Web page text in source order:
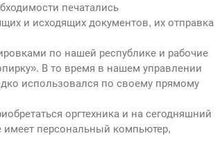
печатались
и исходящих документов, их отправка
по нашей республике и рабочие
В то время в нашем управлении
использовался по своему прямому
оргтехника и на сегодняшний
имеет персональный компьютер,